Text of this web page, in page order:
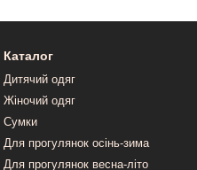
Каталог
Дитячий одяг
Жіночий одяг
Сумки
Для прогулянок осінь-зима
Для прогулянок весна-літо